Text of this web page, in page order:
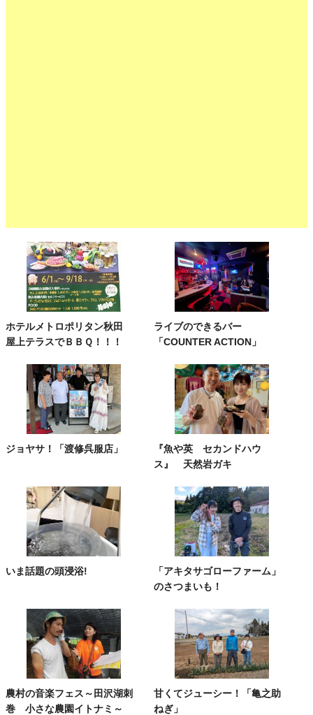
ホテルメトロポリタン秋田
屋上テラスでＢＢＱ！！！
ライブのできるバー
「COUNTER ACTION」
ジョヤサ！「渡修呉服店」
『魚や英 セカンドハウ
ス』 天然岩ガキ
いま話題の頭浸浴!
「アキタサゴローファーム」
のさつまいも！
農村の音楽フェス～田沢湖刺
巻 小さな農園イトナミ～
甘くてジューシー！「亀之助
ねぎ」